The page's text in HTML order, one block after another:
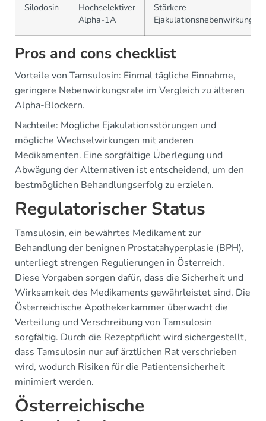
Silodosin
Hochselektiver
Alpha-1A
Stärkere
Ejakulationsnebenwirkungen
Pros and cons checklist
Vorteile von Tamsulosin: Einmal tägliche Einnahme,
geringere Nebenwirkungsrate im Vergleich zu älteren
Alpha-Blockern.
Nachteile: Mögliche Ejakulationsstörungen und
mögliche Wechselwirkungen mit anderen
Medikamenten. Eine sorgfältige Überlegung und
Abwägung der Alternativen ist entscheidend, um den
bestmöglichen Behandlungserfolg zu erzielen.
Regulatorischer Status
Tamsulosin, ein bewährtes Medikament zur
Behandlung der benignen Prostatahyperplasie (BPH),
unterliegt strengen Regulierungen in Österreich.
Diese Vorgaben sorgen dafür, dass die Sicherheit und
Wirksamkeit des Medikaments gewährleistet sind. Die
Österreichische Apothekerkammer überwacht die
Verteilung und Verschreibung von Tamsulosin
sorgfältig. Durch die Rezeptpflicht wird sichergestellt,
dass Tamsulosin nur auf ärztlichen Rat verschrieben
wird, wodurch Risiken für die Patientensicherheit
minimiert werden.
Österreichische